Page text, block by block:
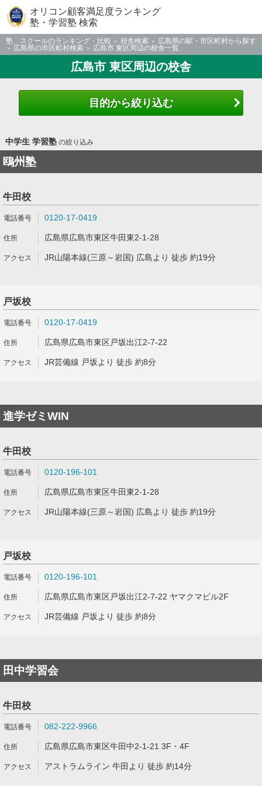
オリコン顧客満足度ランキング
塾・学習塾 検索
塾、スクールのランキング・比較 校舎検索
広島県の駅・市区町村から探す
広島県の市区町村検索
広島市 東区周辺の校舎一覧
広島市 東区周辺の校舎
目的から絞り込む
中学生 学習塾の絞り込み
鴎州塾
牛田校
0120-17-0419
広島県広島市東区牛田東2-1-28
JR山陽本線(三原～岩国) 広島より 徒歩 約19分
戸坂校
0120-17-0419
広島県広島市東区戸坂出江2-7-22
JR芸備線 戸坂より 徒歩 約8分
進学ゼミWIN
牛田校
0120-196-101
広島県広島市東区牛田東2-1-28
JR山陽本線(三原～岩国) 広島より 徒歩 約19分
戸坂校
0120-196-101
広島県広島市東区戸坂出江2-7-22 ヤマクマビル2F
JR芸備線 戸坂より 徒歩 約8分
田中学習会
牛田校
082-222-9966
広島県広島市東区牛田中2-1-21 3F・4F
アストラムライン 牛田より 徒歩 約14分